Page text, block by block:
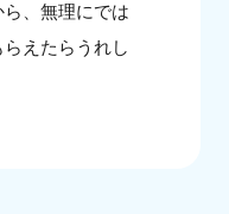
、無理にでは
えたらうれし